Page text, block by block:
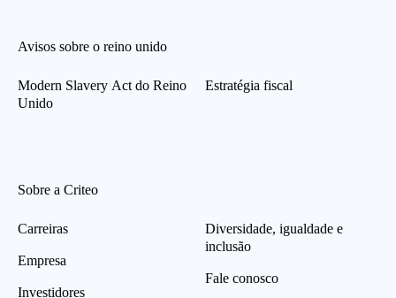
Avisos sobre o reino unido
Modern Slavery Act do Reino
Unido
Estratégia fiscal
Sobre a Criteo
Carreiras
Empresa
Investidores
Diversidade, igualdade e
inclusão
Fale conosco